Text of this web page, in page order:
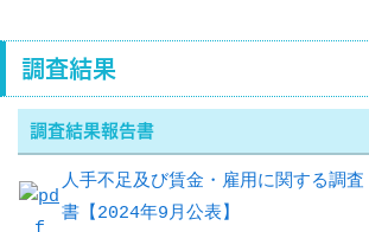
調査結果
調査結果報告書
人手不足及び賃金・雇用に関する調
書【2024年9月公表】